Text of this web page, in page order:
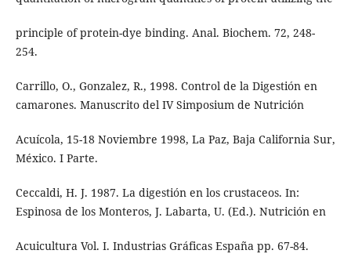
principle of protein-dye binding. Anal. Biochem. 72, 248-
254.
Carrillo, O., Gonzalez, R., 1998. Control de la Digestión en
camarones. Manuscrito del IV Simposium de Nutrición
Acuícola, 15-18 Noviembre 1998, La Paz, Baja California Sur,
México. I Parte.
Ceccaldi, H. J. 1987. La digestión en los crustaceos. In:
Espinosa de los Monteros, J. Labarta, U. (Ed.). Nutrición en
Acuicultura Vol. I. Industrias Gráficas España pp. 67-84.